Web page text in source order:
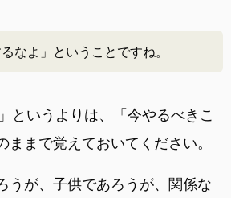
なよ」ということですね。
というよりは、「今やるべきこ
ままで覚えておいてください。
うが、子供であろうが、関係な